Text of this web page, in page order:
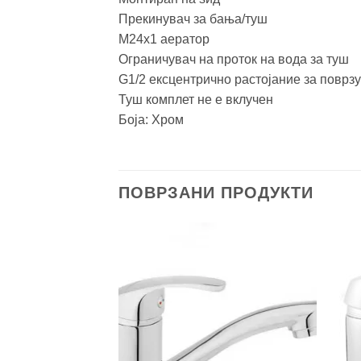
Прекинувач за бања/туш
М24х1 аератор
Ограничувач на проток на вода за туш
G1/2 ексцентрично растојание за
Туш комплет не е вклучен
Боја: Хром
ПОВРЗАНИ ПРОДУКТИ